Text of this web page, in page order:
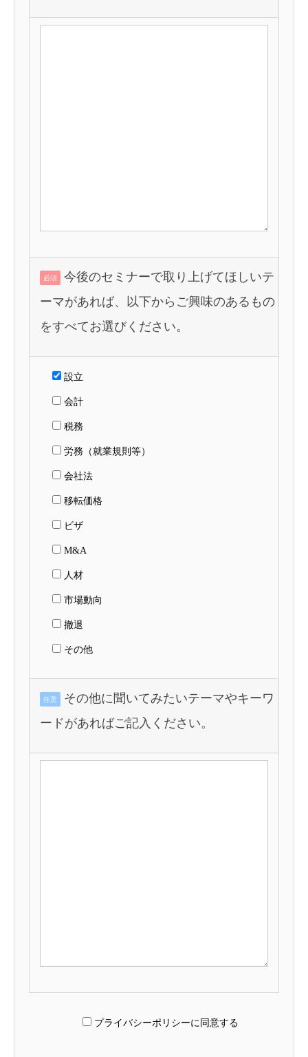
必須
今後のセミナーで取り上げてほしいテ
ーマがあれば、以下からご興味のあるもの
をすべてお選びください。
設立
会計
税務
労務（就業規則等）
会社法
移転価格
ビザ
M&A
人材
市場動向
撤退
その他
任意
その他に聞いてみたいテーマやキーワ
ードがあればご記入ください。
プライバシーポリシーに同意する